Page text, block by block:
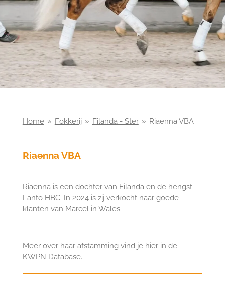
Home » Fokkerij » Filanda - Ster » Riaenna VBA
Riaenna VBA
Riaenna is een dochter van Filandaen de hengst
Lanto HBC. In 2024 is zij verkocht naar goede
klanten van Marcel in Wales.
Meer over haar afstamming vind je hierin de
KWPN Database.